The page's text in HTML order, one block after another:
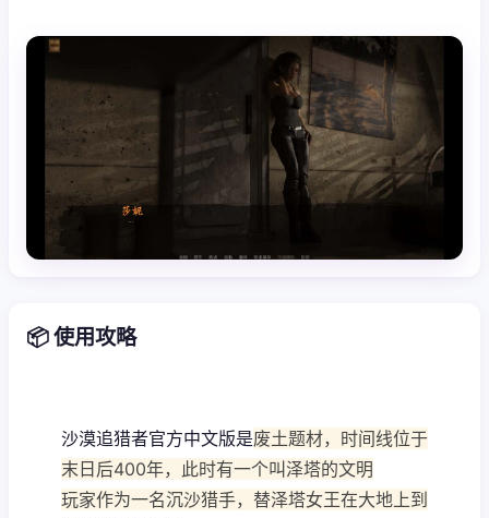
📦 使用攻略
沙漠追猎者官方中文版是废土题材，时间线位于
末日后400年，此时有一个叫泽塔的文明
玩家作为一名沉沙猎手，替泽塔女王在大地上到